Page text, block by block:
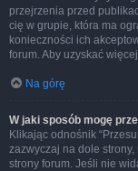
przejrzenia przed
cię w grupie, która ma
konieczności ich
forum. Aby uzyskać
Na górę
W jaki sposób mogę
Klikając odnośnik
zazwyczaj na dole
strony forum. Jeśli nie